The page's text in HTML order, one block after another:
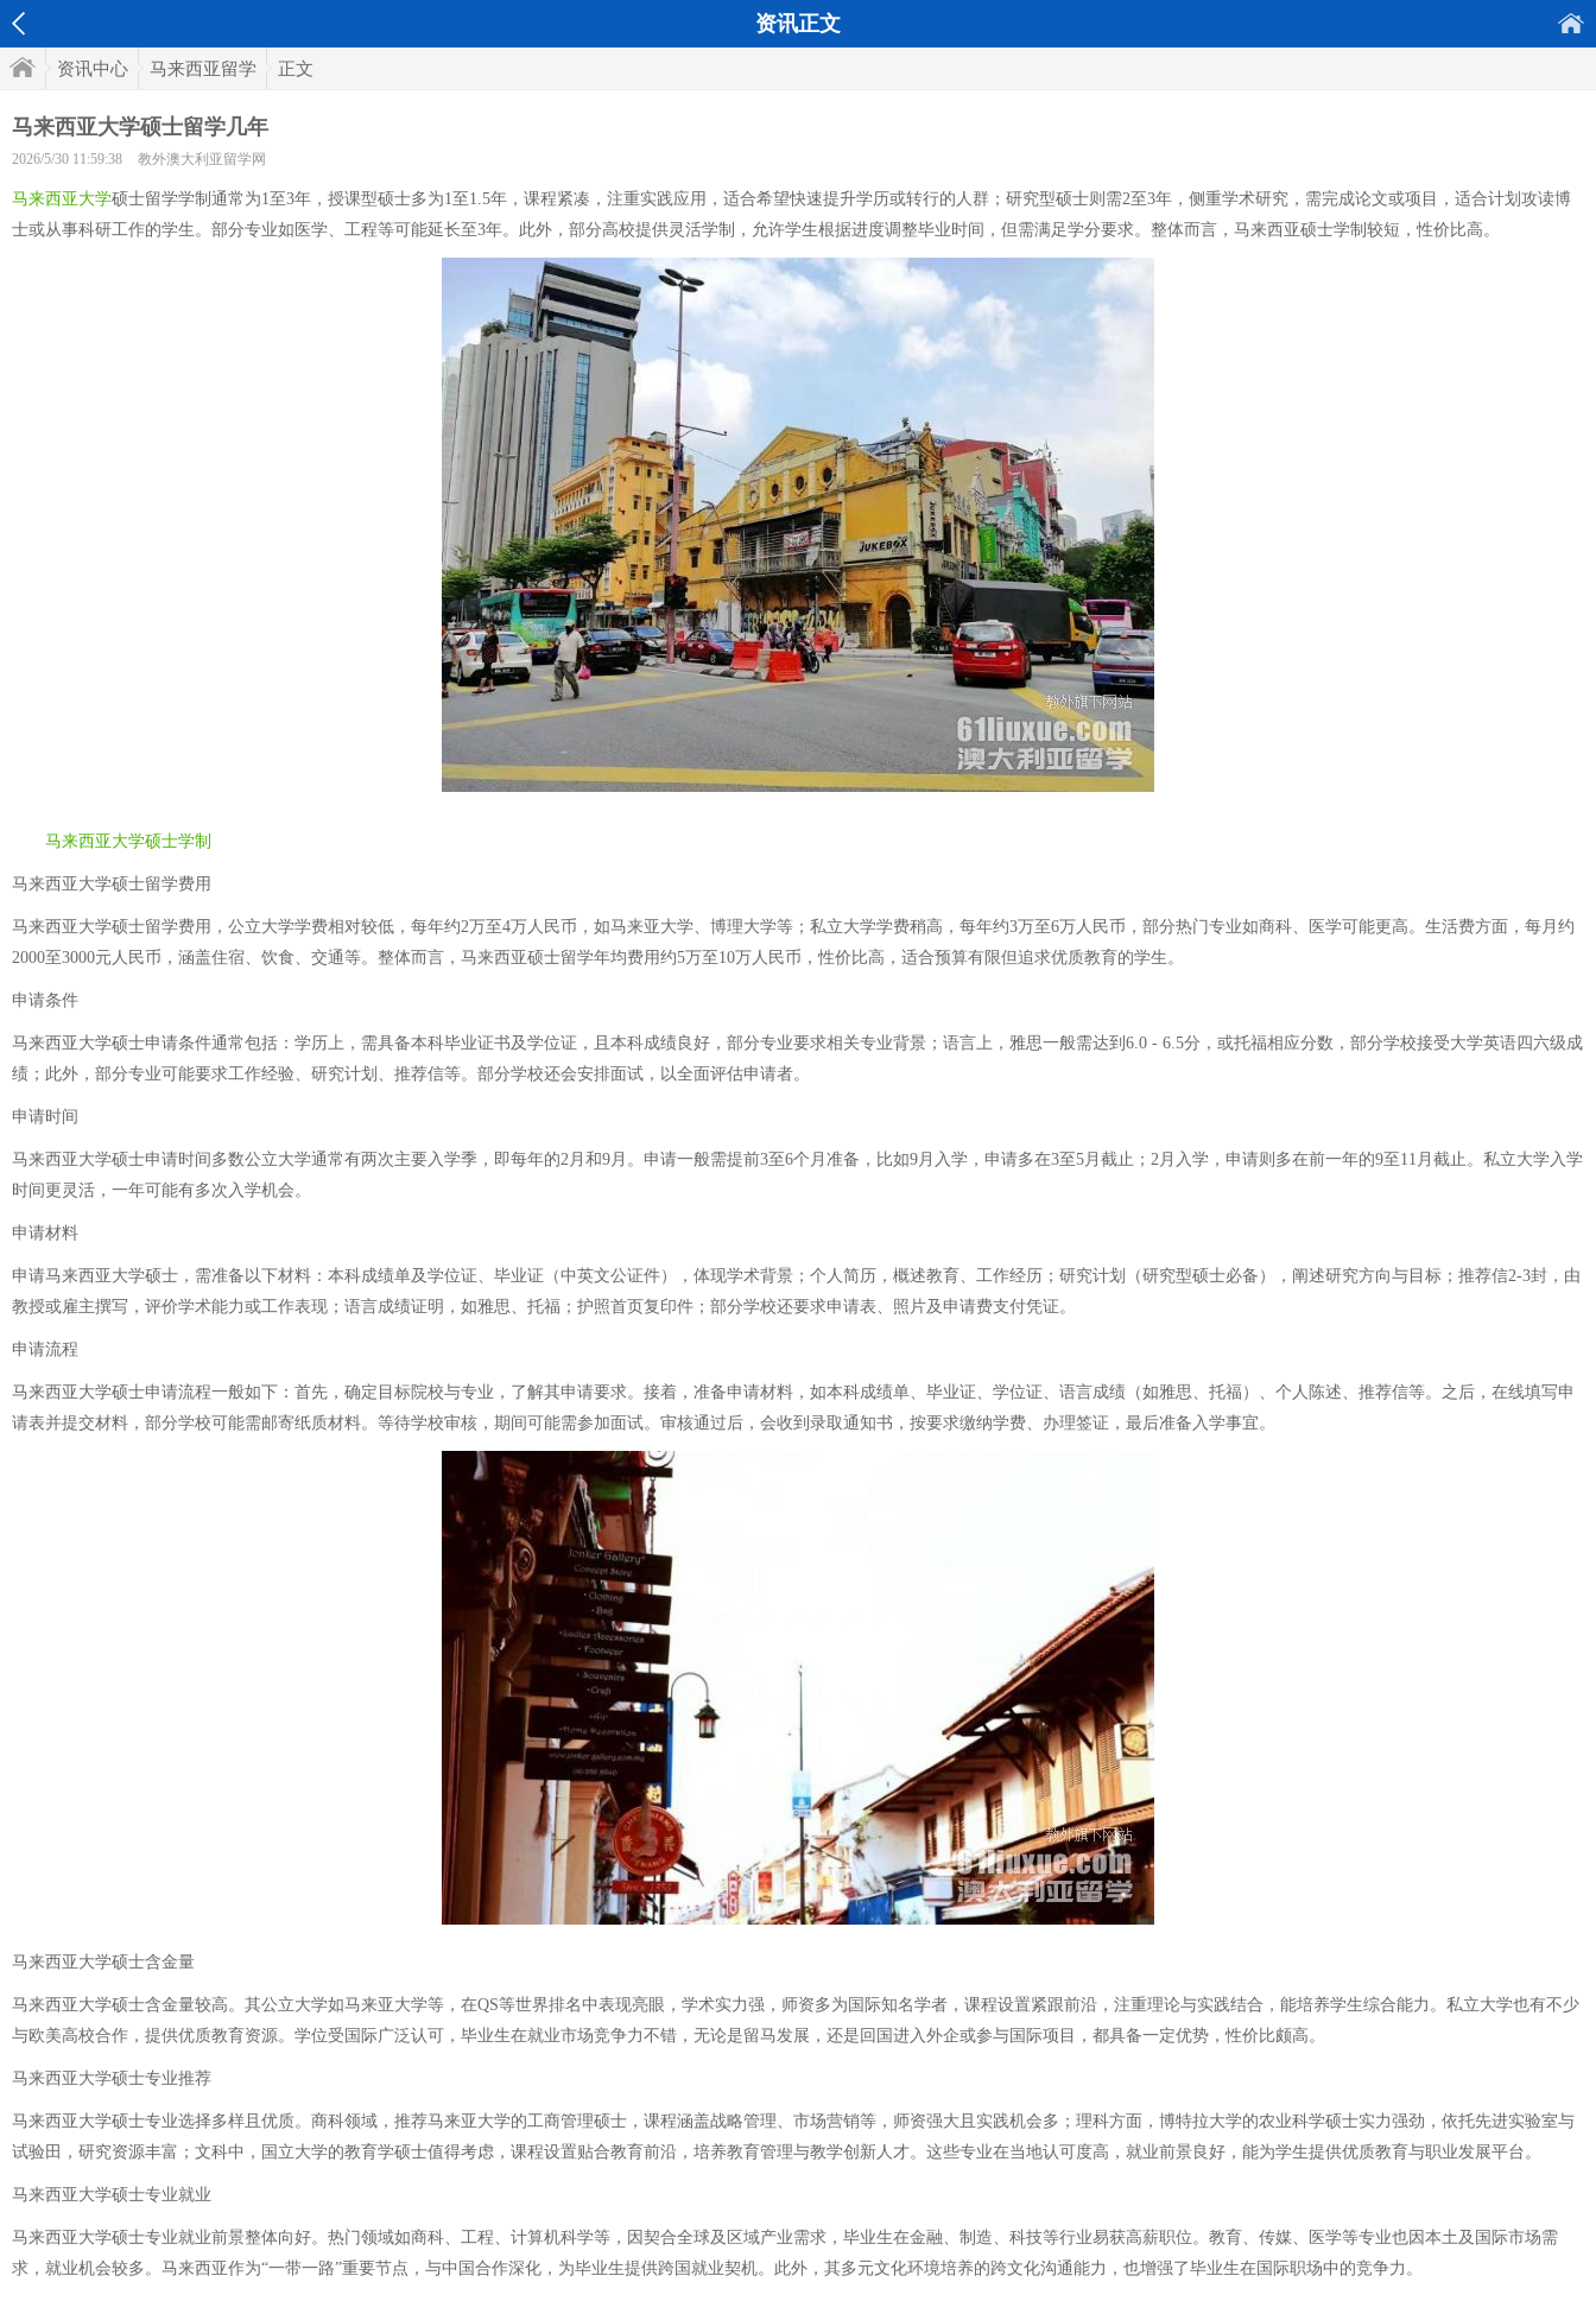
资讯正文
资讯中心 马来西亚留学 正文
马来西亚大学硕士留学几年
2026/5/30 11:59:38 教外澳大利亚留学网
马来西亚大学硕士留学学制通常为1至3年，授课型硕士多为1至1.5年，课程紧凑，注重实践应用，适合希望快速提升学历或转行的人群；研究型硕士则需2至3年，侧重学术研究，需完成论文或项目，适合计划攻读博
士或从事科研工作的学生。部分专业如医学、工程等可能延长至3年。此外，部分高校提供灵活学制，允许学生根据进度调整毕业时间，但需满足学分要求。整体而言，马来西亚硕士学制较短，性价比高。
马来西亚大学硕士学制
马来西亚大学硕士留学费用
马来西亚大学硕士留学费用，公立大学学费相对较低，每年约2万至4万人民币，如马来亚大学、博理大学等；私立大学学费稍高，每年约3万至6万人民币，部分热门专业如商科、医学可能更高。生活费方面，每月约
2000至3000元人民币，涵盖住宿、饮食、交通等。整体而言，马来西亚硕士留学年均费用约5万至10万人民币，性价比高，适合预算有限但追求优质教育的学生。
申请条件
马来西亚大学硕士申请条件通常包括：学历上，需具备本科毕业证书及学位证，且本科成绩良好，部分专业要求相关专业背景；语言上，雅思一般需达到6.0 - 6.5分，或托福相应分数，部分学校接受大学英语四六级成
绩；此外，部分专业可能要求工作经验、研究计划、推荐信等。部分学校还会安排面试，以全面评估申请者。
申请时间
马来西亚大学硕士申请时间多数公立大学通常有两次主要入学季，即每年的2月和9月。申请一般需提前3至6个月准备，比如9月入学，申请多在3至5月截止；2月入学，申请则多在前一年的9至11月截止。私立大学入学
时间更灵活，一年可能有多次入学机会。
申请材料
申请马来西亚大学硕士，需准备以下材料：本科成绩单及学位证、毕业证（中英文公证件），体现学术背景；个人简历，概述教育、工作经历；研究计划（研究型硕士必备），阐述研究方向与目标；推荐信2-3封，由
教授或雇主撰写，评价学术能力或工作表现；语言成绩证明，如雅思、托福；护照首页复印件；部分学校还要求申请表、照片及申请费支付凭证。
申请流程
马来西亚大学硕士申请流程一般如下：首先，确定目标院校与专业，了解其申请要求。接着，准备申请材料，如本科成绩单、毕业证、学位证、语言成绩（如雅思、托福）、个人陈述、推荐信等。之后，在线填写申
请表并提交材料，部分学校可能需邮寄纸质材料。等待学校审核，期间可能需参加面试。审核通过后，会收到录取通知书，按要求缴纳学费、办理签证，最后准备入学事宜。
马来西亚大学硕士含金量
马来西亚大学硕士含金量较高。其公立大学如马来亚大学等，在QS等世界排名中表现亮眼，学术实力强，师资多为国际知名学者，课程设置紧跟前沿，注重理论与实践结合，能培养学生综合能力。私立大学也有不少
与欧美高校合作，提供优质教育资源。学位受国际广泛认可，毕业生在就业市场竞争力不错，无论是留马发展，还是回国进入外企或参与国际项目，都具备一定优势，性价比颇高。
马来西亚大学硕士专业推荐
马来西亚大学硕士专业选择多样且优质。商科领域，推荐马来亚大学的工商管理硕士，课程涵盖战略管理、市场营销等，师资强大且实践机会多；理科方面，博特拉大学的农业科学硕士实力强劲，依托先进实验室与
试验田，研究资源丰富；文科中，国立大学的教育学硕士值得考虑，课程设置贴合教育前沿，培养教育管理与教学创新人才。这些专业在当地认可度高，就业前景良好，能为学生提供优质教育与职业发展平台。
马来西亚大学硕士专业就业
马来西亚大学硕士专业就业前景整体向好。热门领域如商科、工程、计算机科学等，因契合全球及区域产业需求，毕业生在金融、制造、科技等行业易获高薪职位。教育、传媒、医学等专业也因本土及国际市场需
求，就业机会较多。马来西亚作为“一带一路”重要节点，与中国合作深化，为毕业生提供跨国就业契机。此外，其多元文化环境培养的跨文化沟通能力，也增强了毕业生在国际职场中的竞争力。